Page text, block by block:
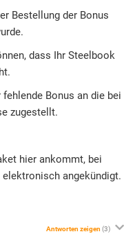
Bestellung der Bonus
dass Ihr Steelbook
Bonus an die bei
zugestellt.
hier ankommt, bei
angekündigt.
Antworten zeigen (3)